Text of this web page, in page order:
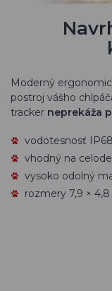
Moderný
postroj vášho
tracker neprekáža
vodotesnosť IP68
vhodný na
vysoko odolný
rozmery 7,9 ×